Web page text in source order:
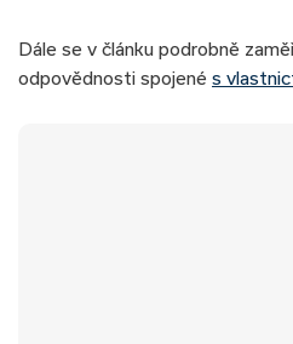
Dále se v článku podrobně
odpovědnosti spojené s